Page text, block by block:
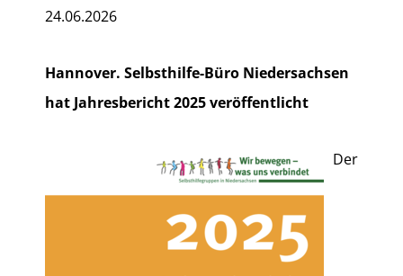
24.06.2026
Hannover. Selbsthilfe-Büro Niedersachsen
hat Jahresbericht 2025 veröffentlicht
Der